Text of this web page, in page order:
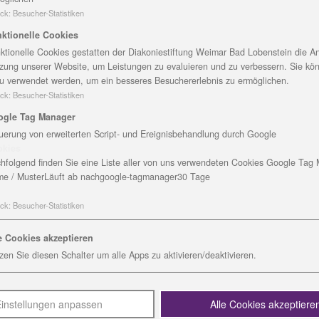
überaus dankbar. „Im Herbst vergangenen Jahres
innerhalb unseres Schullebens ein dringliches
Unternehmens finanziell unterstützt und
Wydra, noch immer hocherfreut.
gerade nach einer Möglichkeit gesucht, ein
leidet an einer Muskeldystrophie nach Duchenne,
und mehr von Maximilian, seiner Lebensgeschichte
ihre Spendenaktion im November und bereits in der
aufbauen.
die Schule, lernten Schüler und Kollegen
in dieser Einrichtung. Die Vertreter erklärten, dass
ein besonderes Anliegen sei, den Kontakt
Produkte der pharmazeutischen Industrie
werden soziale und grüne Projekte
: Besucher-Statistiken
Cookies
Cookies gestatten der Diakoniestiftung Weimar Bad Lobenstein die
unserer Website, um Leistungen zu evaluieren und zu verbessern. Sie
verwendet werden, um ein besseres Besuchererlebnis zu ermöglichen.
: Besucher-Statistiken
Tag Manager
von erweiterten Script- und Ereignisbehandlung durch Google
finden Sie eine Liste aller von uns verwendeten Cookies Google Tag
/ MusterLäuft ab nachgoogle-tagmanager30 Tage
: Besucher-Statistiken
Cookies akzeptieren
Sie diesen Schalter um alle Apps zu aktivieren/deaktivieren.
anpassen Alle Cookies